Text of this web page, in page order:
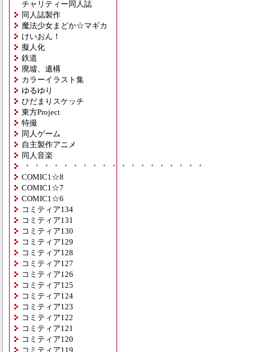
チャリティー同人誌
同人誌製作
魔法少女まどか☆マギカ
けいおん！
擬人化
鉄道
廃墟、遺構
カラーイラスト集
ゆるゆり
ひだまりスケッチ
東方Project
特撮
同人ゲーム
自主製作アニメ
同人音楽
・・・・・・・・・・・・・・・・・・・
COMIC1☆8
COMIC1☆7
COMIC1☆6
コミティア134
コミティア131
コミティア130
コミティア129
コミティア128
コミティア127
コミティア126
コミティア125
コミティア124
コミティア123
コミティア122
コミティア121
コミティア120
コミティア119